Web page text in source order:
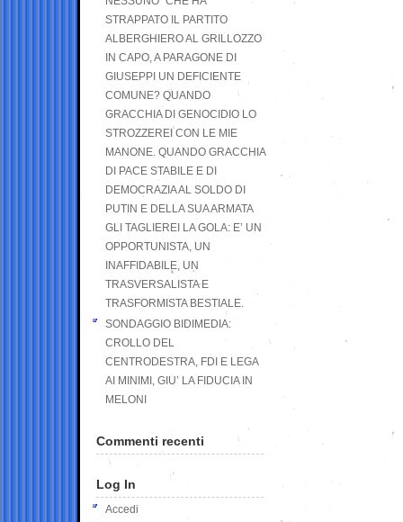
STRAPPATO IL PARTITO
ALBERGHIERO AL GRILLOZZO
IN CAPO, A PARAGONE DI
GIUSEPPI UN DEFICIENTE
COMUNE? QUANDO
GRACCHIA DI GENOCIDIO LO
STROZZEREI CON LE MIE
MANONE. QUANDO GRACCHIA
DI PACE STABILE E DI
DEMOCRAZIA AL SOLDO DI
PUTIN E DELLA SUA ARMATA
GLI TAGLIEREI LA GOLA: E’ UN
OPPORTUNISTA, UN
INAFFIDABILE, UN
TRASVERSALISTA E
TRASFORMISTA BESTIALE.
SONDAGGIO BIDIMEDIA:
CROLLO DEL
CENTRODESTRA, FDI E LEGA
AI MINIMI, GIU’ LA FIDUCIA IN
MELONI
Commenti recenti
Log In
Accedi